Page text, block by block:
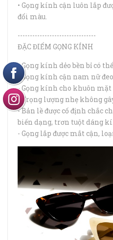
• Gọng kính cận luôn lắp
đổi màu.
​--------------------------------
ĐẶC ĐIỂM GỌNG KÍNH
- Gọng kính dẻo bền bỉ có
- Gọng kính cận nam nữ
- Gọng kính cho khuôn
- Trọng lượng nhẹ không
- Bản lề được cố định chắc
biến dạng, trơn tuột dáng
- Gọng lắp được mắt cận,